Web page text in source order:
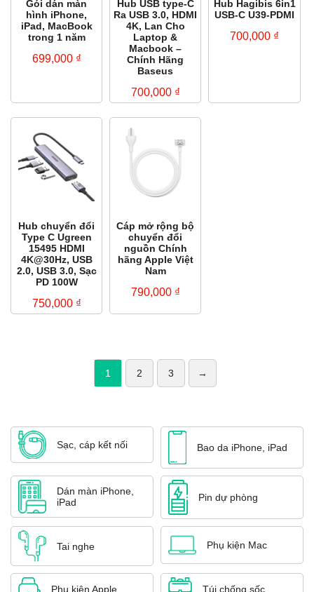
Gói dán màn
hình iPhone,
iPad, MacBook
trong 1 năm
699,000 ₫
Hub USB type-C
Ra USB 3.0, HDMI
4K, Lan Cho
Laptop &
Macbook –
Chính Hãng
Baseus
700,000 ₫
Hub Hagibis 6in1
USB-C U39-PDMI
700,000 ₫
Hub chuyển đổi
Type C Ugreen
15495 HDMI
4K@30Hz, USB
2.0, USB 3.0, Sạc
PD 100W
750,000 ₫
Cáp mở rộng bộ
chuyển đổi
nguồn Chính
hãng Apple Việt
Nam
790,000 ₫
1 2 3 →
Sạc, cáp kết nối Bao da iPhone, iPad
Dán màn iPhone,
iPad
Pin dự phòng
Tai nghe Phụ kiện Mac
Phụ kiện Apple
Túi chống sốc